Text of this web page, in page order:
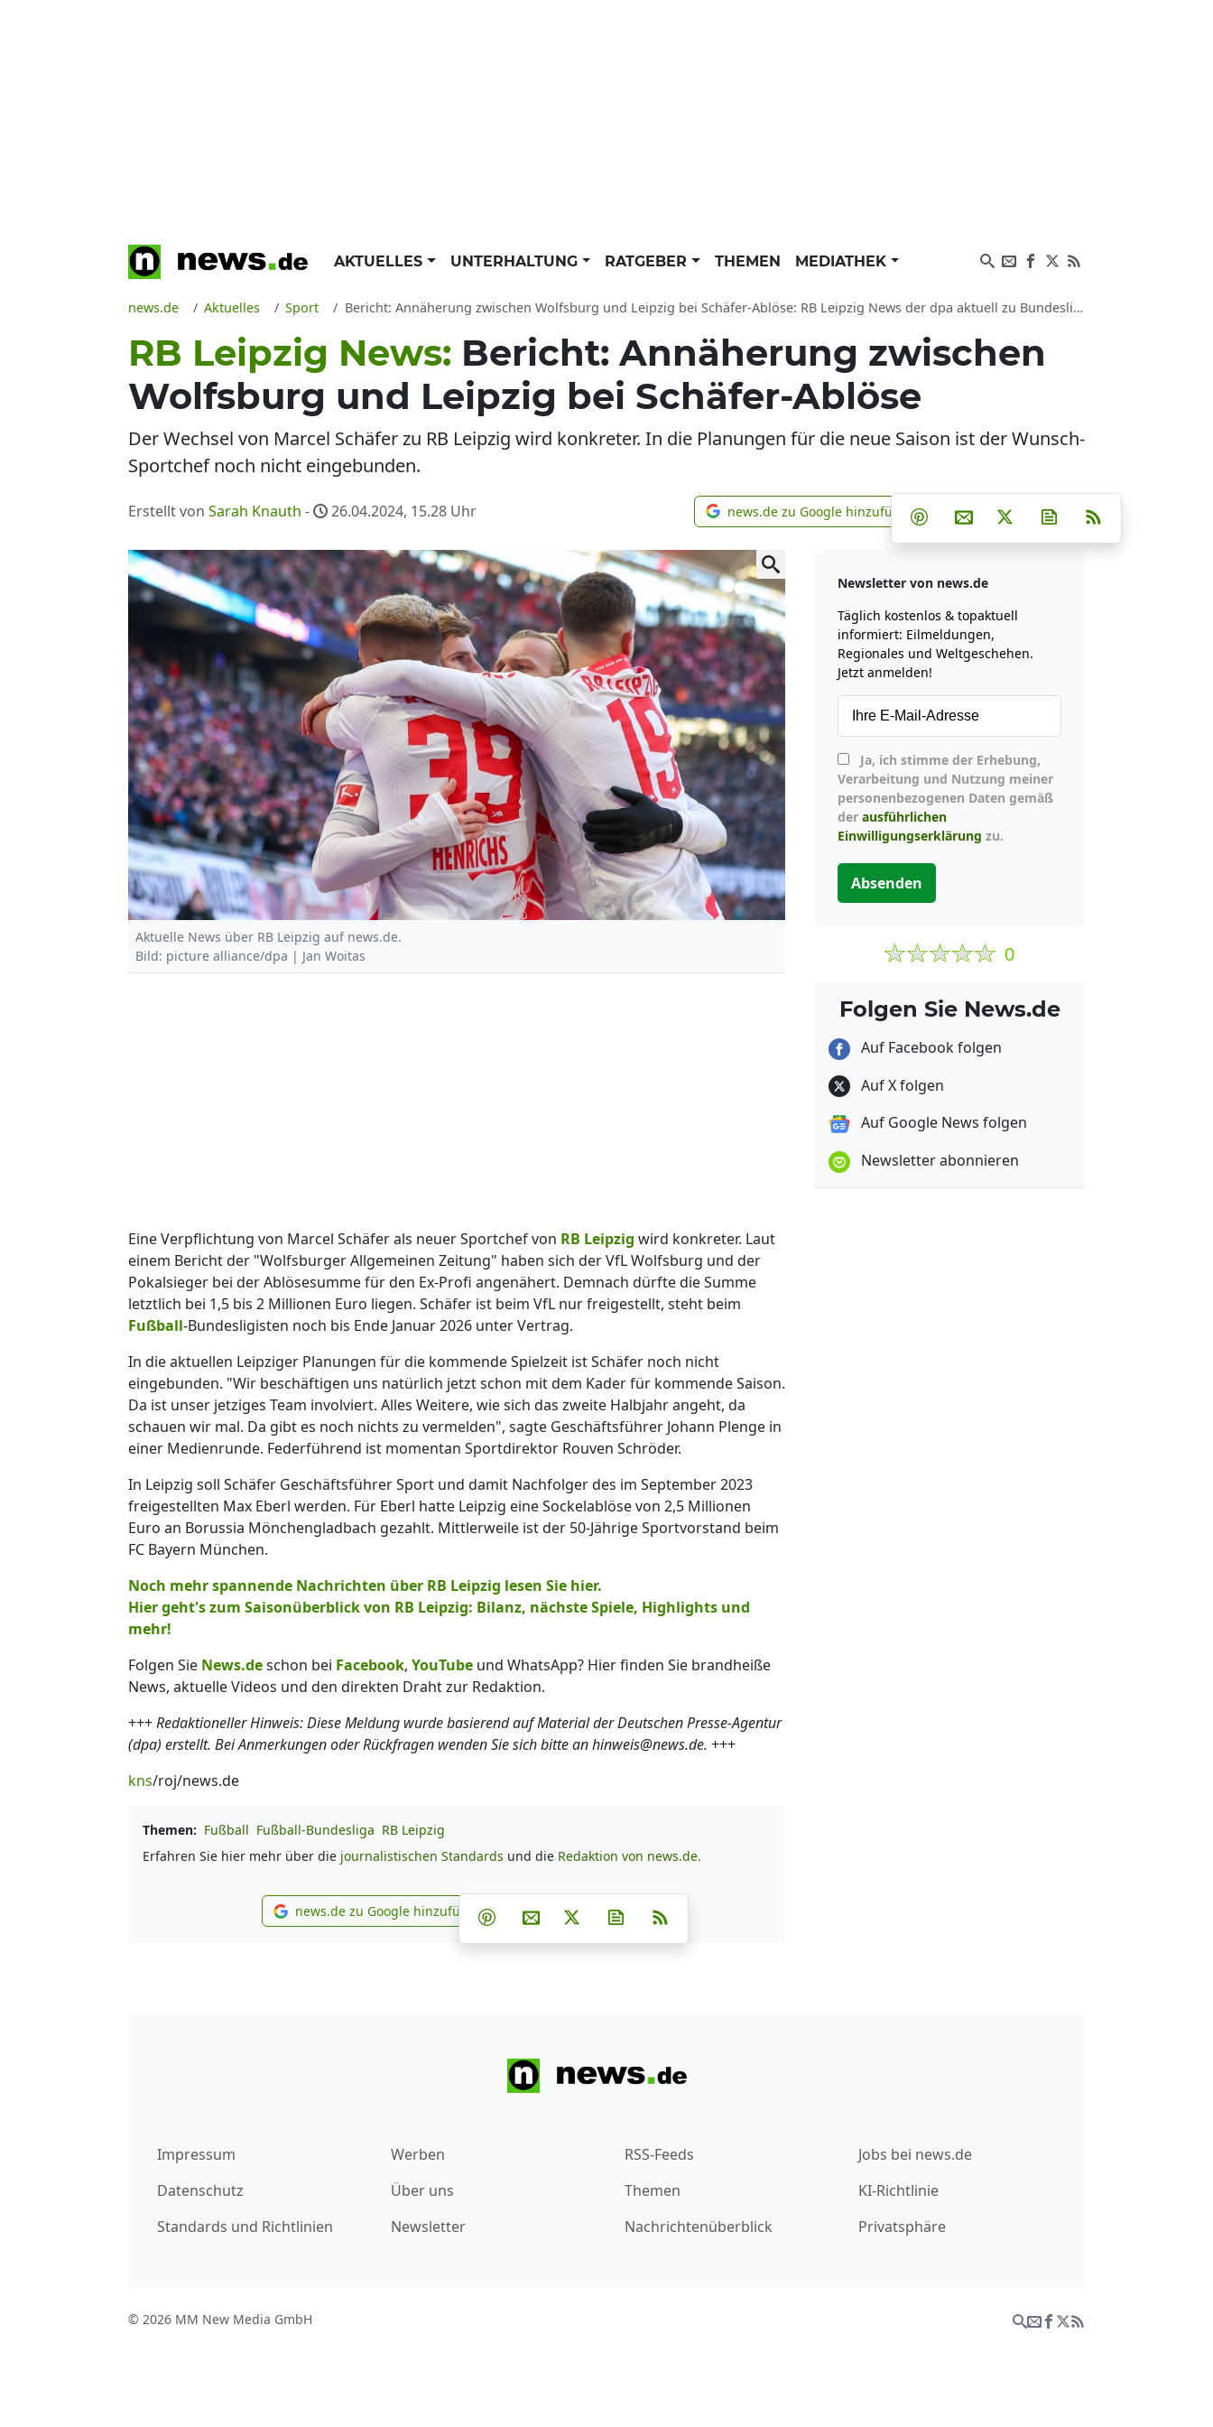
AKTUELLES UNTERHALTUNG RATGEBER THEMEN MEDIATHEK
news.de Aktuelles Sport Bericht: Annäherung zwischen Wolfsburg und Leipzig bei Schäfer-Ablöse: RB Leipzig News der dpa aktuell zu Bundesliga
RB Leipzig News: Bericht: Annäherung zwischen
Wolfsburg und Leipzig bei Schäfer-Ablöse
Der Wechsel von Marcel Schäfer zu RB Leipzig wird konkreter. In die Planungen für die neue Saison ist der Wunsch-
Sportchef noch nicht eingebunden.
Erstellt von Sarah Knauth - 26.04.2024, 15.28 Uhr news.de zu Google hinzufügen
news.de zu Google hinzufügen Teilen auf Facebook
Teilen auf Whatsapp
Teilen auf Telegram
Teilen auf Pinterest
Per E-Mail teilen
Post auf XNewsletter
Aktuelle News über RB Leipzig auf news.de.
Bild: picture alliance/dpa | Jan Woitas
Eine Verpflichtung von Marcel Schäfer als neuer Sportchef von RB Leipzig wird konkreter. Laut
einem Bericht der "Wolfsburger Allgemeinen Zeitung" haben sich der VfL Wolfsburg und der
Pokalsieger bei der Ablösesumme für den Ex-Profi angenähert. Demnach dürfte die Summe
letztlich bei 1,5 bis 2 Millionen Euro liegen. Schäfer ist beim VfL nur freigestellt, steht beim
Fußball-Bundesligisten noch bis Ende Januar 2026 unter Vertrag.
In die aktuellen Leipziger Planungen für die kommende Spielzeit ist Schäfer noch nicht
eingebunden. "Wir beschäftigen uns natürlich jetzt schon mit dem Kader für kommende Saison.
Da ist unser jetziges Team involviert. Alles Weitere, wie sich das zweite Halbjahr angeht, da
schauen wir mal. Da gibt es noch nichts zu vermelden", sagte Geschäftsführer Johann Plenge in
einer Medienrunde. Federführend ist momentan Sportdirektor Rouven Schröder.
In Leipzig soll Schäfer Geschäftsführer Sport und damit Nachfolger des im September 2023
freigestellten Max Eberl werden. Für Eberl hatte Leipzig eine Sockelablöse von 2,5 Millionen
Euro an Borussia Mönchengladbach gezahlt. Mittlerweile ist der 50-Jährige Sportvorstand beim
FC Bayern München.
Noch mehr spannende Nachrichten über RB Leipzig lesen Sie hier.
Hier geht's zum Saisonüberblick von RB Leipzig: Bilanz, nächste Spiele, Highlights und
mehr!
Folgen Sie News.deschon bei Facebook, YouTube und WhatsApp? Hier finden Sie brandheiße
News, aktuelle Videos und den direkten Draht zur Redaktion.
+++Redaktioneller Hinweis: Diese Meldung wurde basierend auf Material der Deutschen Presse-Agentur
(dpa) erstellt. Bei Anmerkungen oder Rückfragen wenden Sie sich bitte an hinweis@news.de. +++
kns/roj/news.de
Themen: Fußball Fußball-Bundesliga RB Leipzig
Erfahren Sie hier mehr über die journalistischen Standards und die Redaktion von news.de.
news.de zu Google hinzufügen
news.de zu Google hinzufügen Teilen auf Facebook
Teilen auf Whatsapp
Teilen auf Telegram
Teilen auf Pinterest
Per E-Mail teilen
Post auf XNewsletter abonnieren
Newsletter von news.de
Täglich kostenlos & topaktuell
informiert: Eilmeldungen,
Regionales und Weltgeschehen.
Jetzt anmelden!
Verarbeitung und Nutzung meiner
personenbezogenen Daten gemäß
der ausführlichen
Einwilligungserklärung zu.
Absenden
0
Folgen Sie News.de
Auf Facebook folgen
Auf X folgen
Auf Google News folgen
Newsletter abonnieren
Impressum
Datenschutz
Standards und Richtlinien
Werben
Über uns
Newsletter
RSS-Feeds
Themen
Nachrichtenüberblick
Jobs bei news.de
KI-Richtlinie
Privatsphäre
© 2026 MM New Media GmbH